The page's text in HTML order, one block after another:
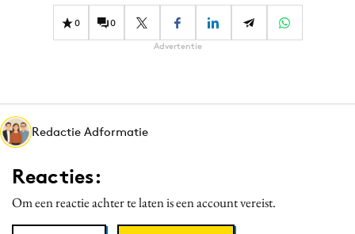
Effectiviteit
Gedragsverandering
Martech
Media
Merkstrategie
Programmatic
Purpose Marketing
0 0
Advertentie
Redactie Adformatie
Reacties:
Om een reactie achter te laten is een account vereist.